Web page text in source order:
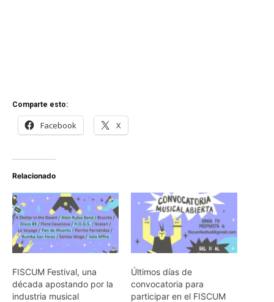
Comparte esto:
Facebook X
Relacionado
FISCUM Festival, una
década apostando por la
industria musical
Últimos días de
convocatoria para
participar en el FISCUM